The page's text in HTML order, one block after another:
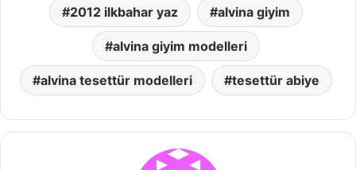
2012 ilkbahar yaz alvina giyim
alvina giyim modelleri
alvina tesettür modelleri tesettür abiye